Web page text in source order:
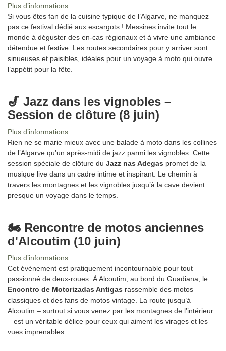
Plus d’informations
Si vous êtes fan de la cuisine typique de l’Algarve, ne manquez
pas ce festival dédié aux escargots ! Messines invite tout le
monde à déguster des en-cas régionaux et à vivre une ambiance
détendue et festive. Les routes secondaires pour y arriver sont
sinueuses et paisibles, idéales pour un voyage à moto qui ouvre
l’appétit pour la fête.
🎷 Jazz dans les vignobles –
Session de clôture (8 juin)
Plus d’informations
Rien ne se marie mieux avec une balade à moto dans les collines
de l’Algarve qu’un après-midi de jazz parmi les vignobles. Cette
session spéciale de clôture du Jazz nas Adegas promet de la
musique live dans un cadre intime et inspirant. Le chemin à
travers les montagnes et les vignobles jusqu’à la cave devient
presque un voyage dans le temps.
🏍️ Rencontre de motos anciennes
d'Alcoutim (10 juin)
Plus d’informations
Cet événement est pratiquement incontournable pour tout
passionné de deux-roues. À Alcoutim, au bord du Guadiana, le
Encontro de Motorizadas Antigas rassemble des motos
classiques et des fans de motos vintage. La route jusqu’à
Alcoutim – surtout si vous venez par les montagnes de l’intérieur
– est un véritable délice pour ceux qui aiment les virages et les
vues imprenables.